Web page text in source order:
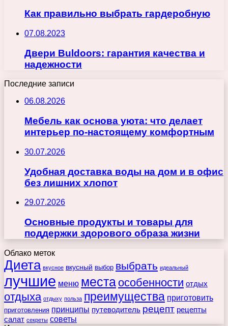
Как правильно выбрать гардеробную
07.08.2023
Двери Buldoors: гарантия качества и
надежности
Последние записи
06.08.2026
Мебель как основа уюта: что делает
интерьер по-настоящему комфортным
30.07.2026
Удобная доставка воды на дом и в офис
без лишних хлопот
29.07.2026
Основные продукты и товары для
поддержки здорового образа жизни
Облако меток
Диета вкусное вкусный выбор выбрать идеальный
лучшие меню места особенности отдых
отдыха отдыху польза преимущества приготовить
приготовления принципы путеводитель рецепт рецепты
салат секреты советы